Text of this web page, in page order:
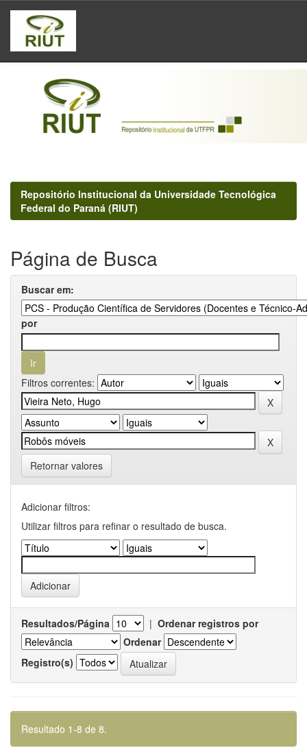
Skip
navigation
Repositório Institucional da Universidade Tecnológica
Federal do Paraná (RIUT)
Página de Busca
Buscar em:
por
Filtros correntes:
Retornar valores
Adicionar filtros:
Utilizar filtros para refinar o resultado de busca.
Resultados/Página | Ordenar registros por
Ordenar
Registro(s)
Resultado 1-8 de 8.